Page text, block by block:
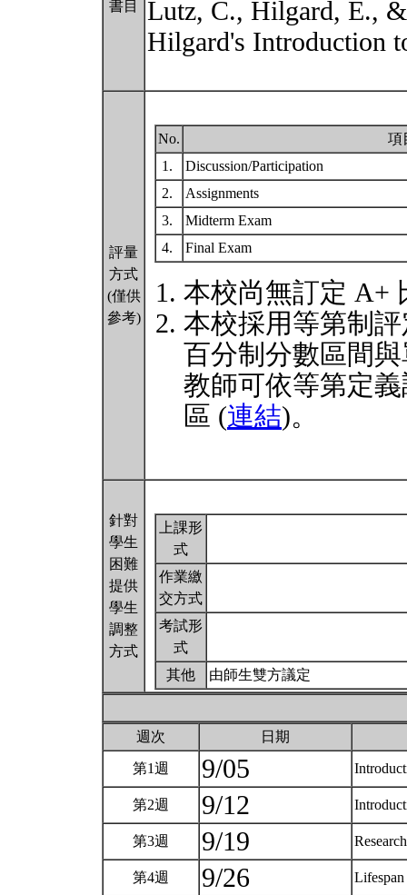
書目
Lutz, C., Hilgard, E.,
Hilgard's Introduction
評量
方式
(僅供
參考)
No.
項
1.
Discussion/Participation
2.
Assignments
3.
Midterm Exam
4.
Final Exam
本校尚無訂定 A+
本校採用等第制
百分制分數區間
教師可依等第定
區 (連結)。
針對
學生
困難
提供
學生
調整
方式
上課形
式
作業繳
交方式
考試形
式
其他
由師生雙方議定
週次 日期
第1週 9/05
第2週 9/12
第3週 9/19
第4週 9/26